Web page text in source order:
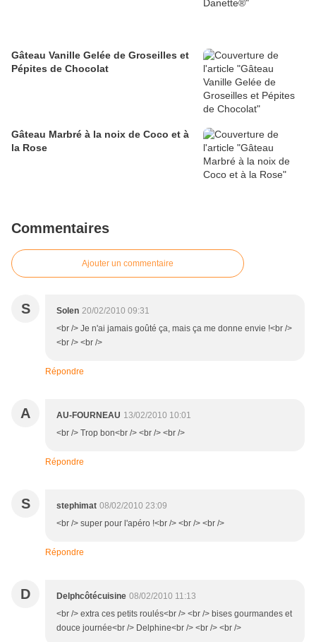
Gâteau Vanille Gelée de Groseilles et
Pépites de Chocolat
Gâteau Marbré à la noix de Coco et à
la Rose
Commentaires
Ajouter un commentaire
S Solen 20/02/2010 09:31
<br /> Je n'ai jamais goûté ça, mais ça me donne envie !<br />
<br /> <br />
Répondre
A AU-FOURNEAU 13/02/2010 10:01
<br /> Trop bon<br /> <br /> <br />
Répondre
S stephimat 08/02/2010 23:09
<br /> super pour l'apéro !<br /> <br /> <br />
Répondre
D Delphcôtécuisine 08/02/2010 11:13
<br /> extra ces petits roulés<br /> <br /> bises gourmandes et
douce journée<br /> Delphine<br /> <br /> <br />